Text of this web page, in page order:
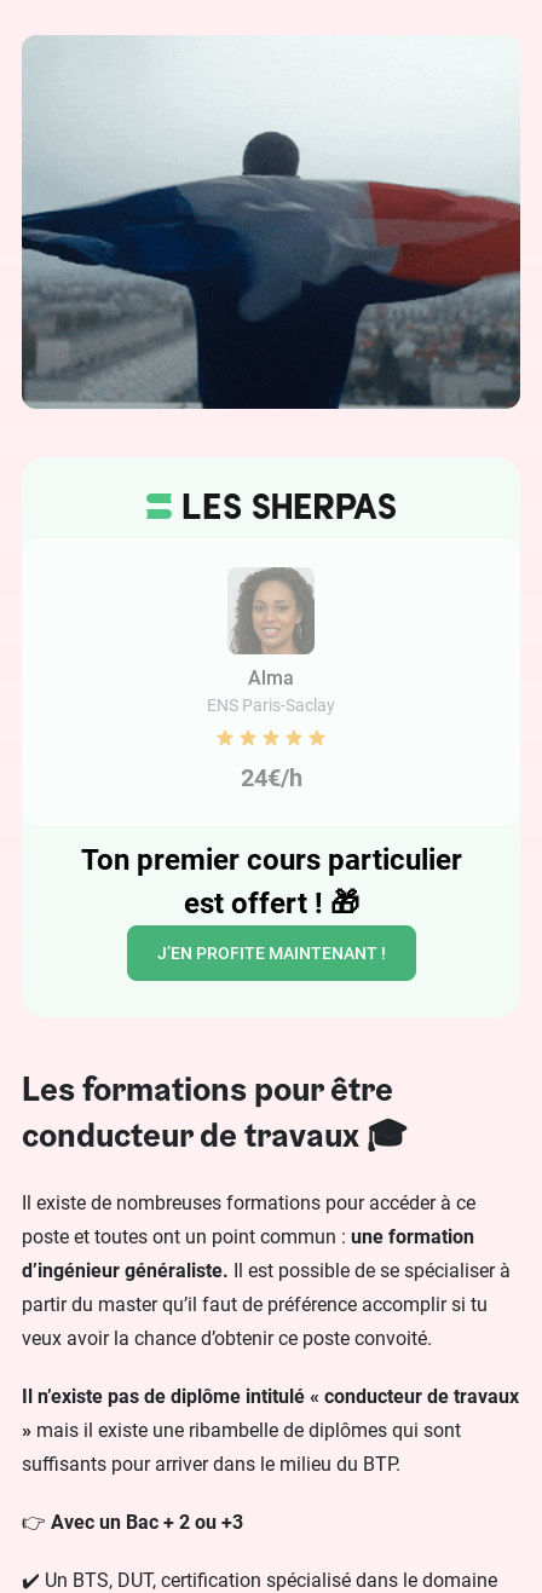
Alma
ENS Paris-Saclay
24€/h
Ton premier cours particulier
est offert ! 🎁
J’EN PROFITE MAINTENANT !
Les formations pour être
conducteur de travaux 🎓
Il existe de nombreuses formations pour accéder à ce
poste et toutes ont un point commun : une formation
d’ingénieur généraliste. Il est possible de se spécialiser à
partir du master qu’il faut de préférence accomplir si tu
veux avoir la chance d’obtenir ce poste convoité.
Il n’existe pas de diplôme intitulé « conducteur de travaux
» mais il existe une ribambelle de diplômes qui sont
suffisants pour arriver dans le milieu du BTP.
👉 Avec un Bac + 2 ou +3
✔️ Un BTS, DUT, certification spécialisé dans le domaine